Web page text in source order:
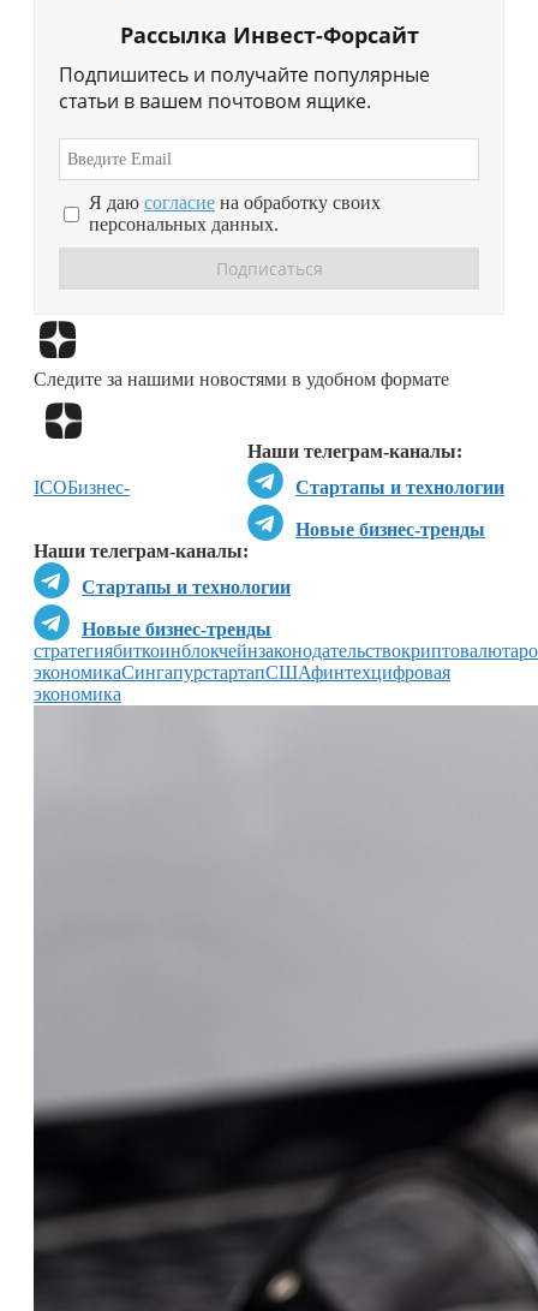
Рассылка Инвест-Форсайт
Подпишитесь и получайте популярные
статьи в вашем почтовом ящике.
Я даю согласие на обработку своих
персональных данных.
Следите за нашими новостями в удобном формате
Наши телеграм-каналы:
Стартапы и технологии
Новые бизнес-тренды
Наши телеграм-каналы:
Стартапы и технологии
Новые бизнес-тренды
ICOБизнес-
стратегиябиткоинблокчейнзаконодательствокриптовалюта
экономикаСингапурстартапСШАфинтехцифровая
экономика